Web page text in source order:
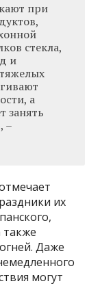
при
стекла,
и
а
занять
–
их
также
Даже
могут